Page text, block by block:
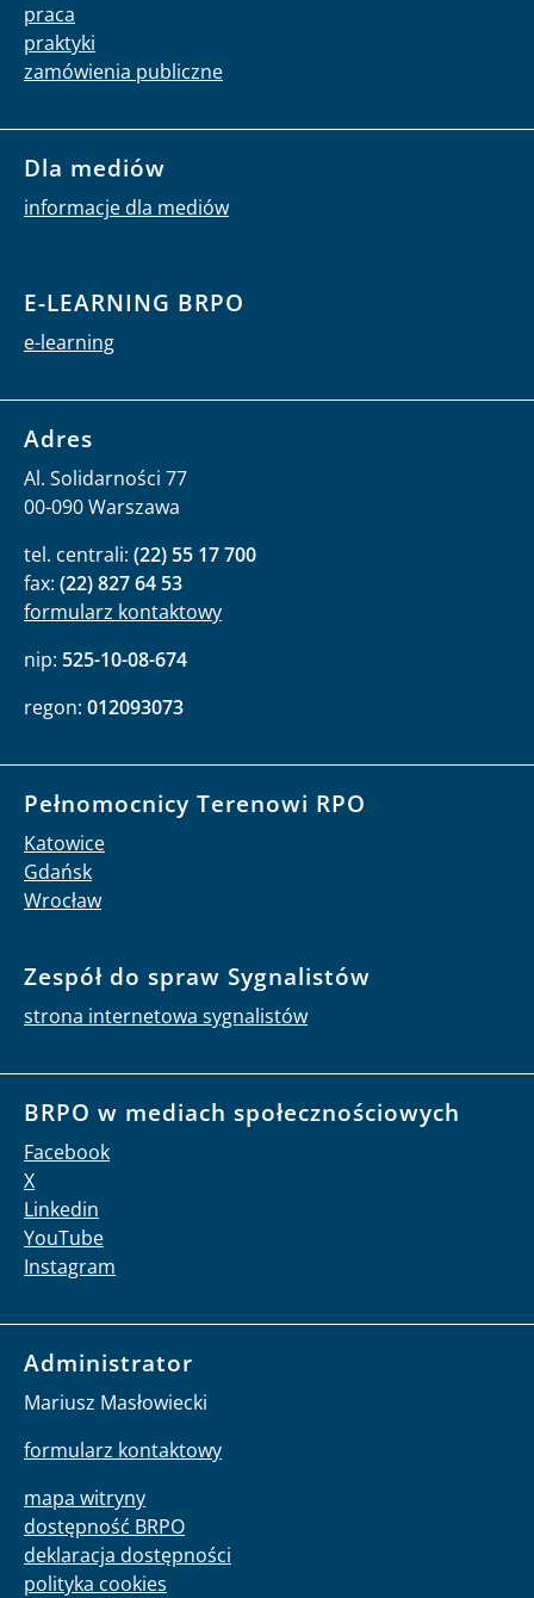
praca
praktyki
zamówienia publiczne
Dla mediów
informacje dla mediów
E-LEARNING BRPO
e-learning
Adres
Al. Solidarności 77
00-090 Warszawa
tel. centrali: (22) 55 17 700
fax: (22) 827 64 53
formularz kontaktowy
nip: 525-10-08-674
regon: 012093073
Pełnomocnicy Terenowi RPO
Katowice
Gdańsk
Wrocław
Zespół do spraw Sygnalistów
strona internetowa sygnalistów
BRPO w mediach społecznościowych
Facebook
X
Linkedin
YouTube
Instagram
Administrator
Mariusz Masłowiecki
formularz kontaktowy
mapa witryny
dostępność BRPO
deklaracja dostępności
polityka cookies